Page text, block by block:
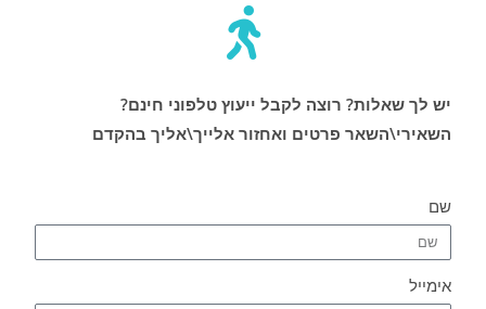
יש לך שאלות? רוצה לקבל ייעוץ טלפוני חינם?
השאירי\השאר פרטים ואחזור אלייך\אליך בהקדם
שם
אימייל